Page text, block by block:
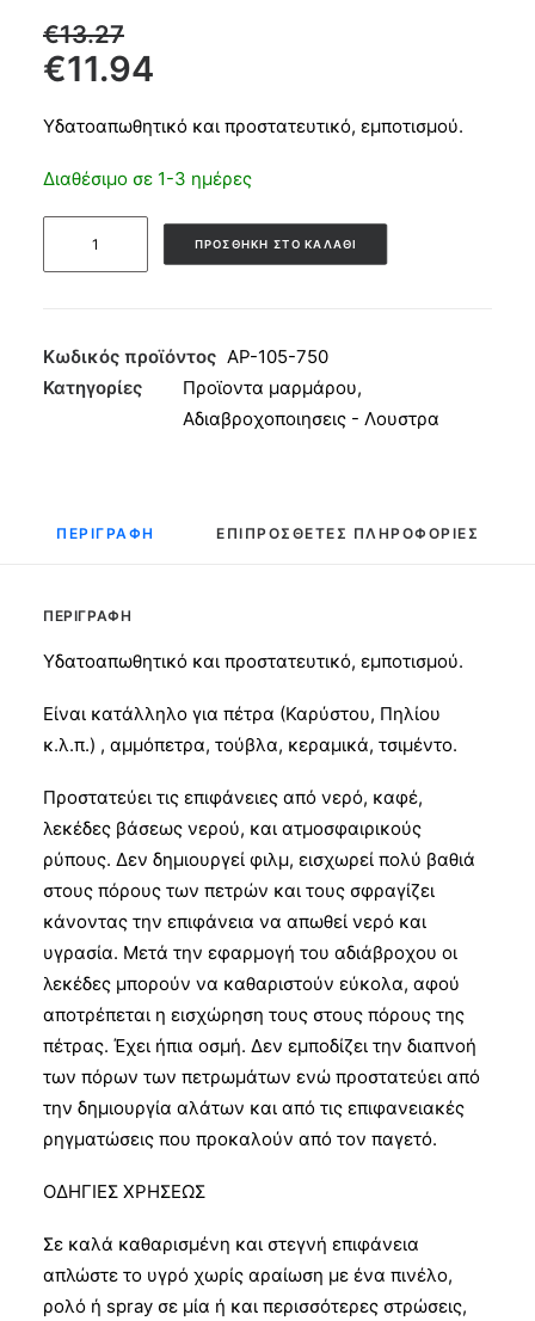
€13.27
€11.94
Υδατοαπωθητικό και προστατευτικό, εμποτισμού.
Διαθέσιμο σε 1-3 ημέρες
Αδιαβροχοποίηση
ΑΡ-105
0.75lit
ΠΡΟΣΘΉΚΗ ΣΤΟ ΚΑΛΆΘΙ
Κωδικός προϊόντος ΑΡ-105-750
Κατηγορίες
Προϊοντα μαρμάρου,
Αδιαβροχοποιησεις - Λουστρα
ΠΕΡΙΓΡΑΦΉ ΕΠΙΠΡΌΣΘΕΤΕΣ ΠΛΗΡΟΦΟΡΊΕΣ
ΠΕΡΙΓΡΑΦΉ
Υδατοαπωθητικό και προστατευτικό, εμποτισμού.
Είναι κατάλληλο για πέτρα (Καρύστου, Πηλίου
κ.λ.π.) , αμμόπετρα, τούβλα, κεραμικά, τσιμέντο.
Προστατεύει τις επιφάνειες από νερό, καφέ,
λεκέδες βάσεως νερού, και ατμοσφαιρικούς
ρύπους. Δεν δημιουργεί φιλμ, εισχωρεί πολύ βαθιά
στους πόρους των πετρών και τους σφραγίζει
κάνοντας την επιφάνεια να απωθεί νερό και
υγρασία. Μετά την εφαρμογή του αδιάβροχου οι
λεκέδες μπορούν να καθαριστούν εύκολα, αφού
αποτρέπεται η εισχώρηση τους στους πόρους της
πέτρας. Έχει ήπια οσμή. Δεν εμποδίζει την διαπνοή
των πόρων των πετρωμάτων ενώ προστατεύει από
την δημιουργία αλάτων και από τις επιφανειακές
ρηγματώσεις που προκαλούν από τον παγετό.
ΟΔΗΓΙΕΣ ΧΡΗΣΕΩΣ
Σε καλά καθαρισμένη και στεγνή επιφάνεια
απλώστε το υγρό χωρίς αραίωση με ένα πινέλο,
ρολό ή spray σε μία ή και περισσότερες στρώσεις,